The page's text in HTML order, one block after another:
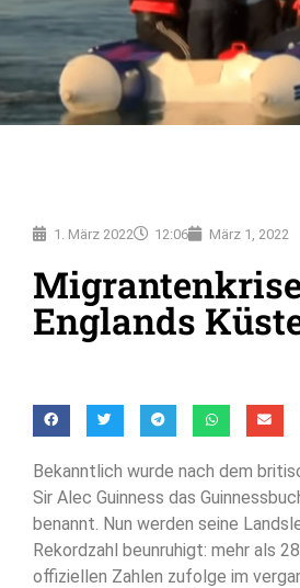
1. März 2022 12:06 März 1, 2022
Englands
Bekanntlich wurde nach dem
Sir Alec Guinness das
benannt. Nun werden seine
Rekordzahl beunruhigt: mehr als
offiziellen Zahlen zufolge im